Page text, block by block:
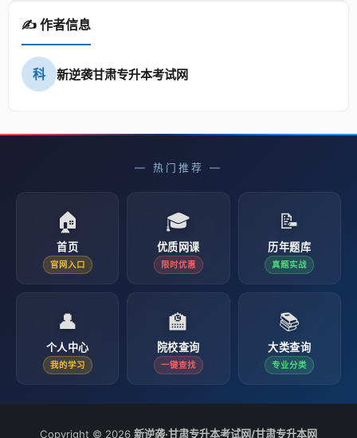
✍️ 作者信息
科 新逆袭甘肃专升本考试网
— 热门推荐 —
🏠
首页
官网入口
🎓
优质网课
限时优惠
📝
历年题库
真题实战
👤
个人中心
我的学习
🏫
院校查询
一键查找
📚
大类查询
专业分类
Copyright © 2026 新逆袭·甘肃专升本考试网/甘肃专升本网